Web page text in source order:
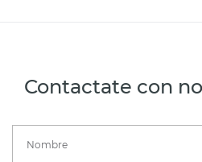
Contactate con